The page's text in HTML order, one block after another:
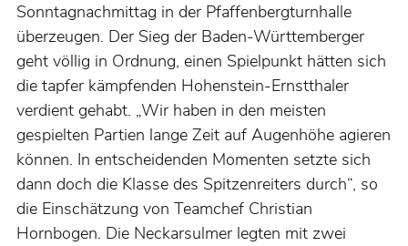
Sonntagnachmittag in der Pfaffenbergturnhalle
überzeugen. Der Sieg der Baden-Württemberger
geht völlig in Ordnung, einen Spielpunkt hätten sich
die tapfer kämpfenden Hohenstein-Ernstthaler
verdient gehabt. „Wir haben in den meisten
gespielten Partien lange Zeit auf Augenhöhe agieren
können. In entscheidenden Momenten setzte sich
dann doch die Klasse des Spitzenreiters durch“, so
die Einschätzung von Teamchef Christian
Hornbogen. Die Neckarsulmer legten mit zwei